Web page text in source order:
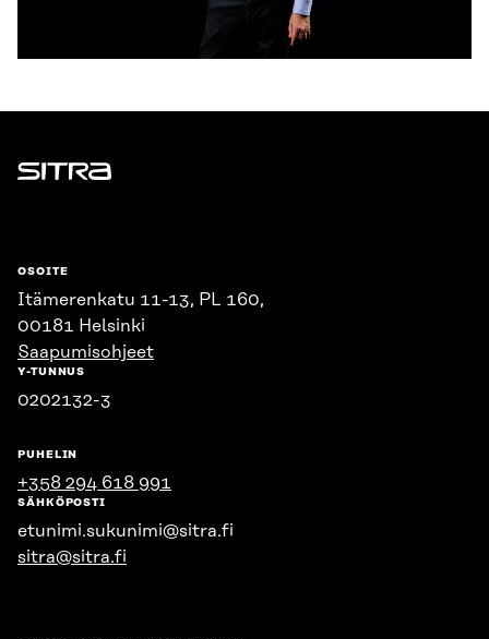
Sitra
OSOITE
Itämerenkatu 11-13, PL 160,
00181 Helsinki
Saapumisohjeet
Y-TUNNUS
0202132-3
PUHELIN
+358 294 618 991
SÄHKÖPOSTI
etunimi.sukunimi@sitra.fi
sitra@sitra.fi